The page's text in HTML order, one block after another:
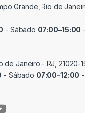
Grande, Rio de
- Sábado 07:00–15:00
de Janeiro - RJ, 21020-
- Sábado 07:00-12:00